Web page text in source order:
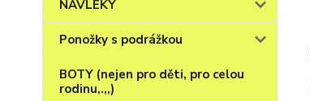
NÁVLEKY
Ponožky s podrážkou
BOTY (nejen pro děti, pro celou
rodinu,.,,)